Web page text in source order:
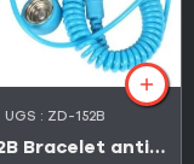
UGS : ZD-152B
ZD-152B Bracelet antistatique